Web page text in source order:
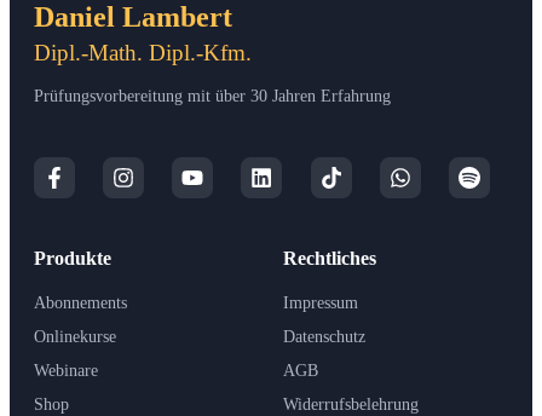
Daniel Lambert
Dipl.-Math. Dipl.-Kfm.
Prüfungsvorbereitung mit über 30 Jahren Erfahrung
Produkte
Abonnements
Onlinekurse
Webinare
Shop
Rechtliches
Impressum
Datenschutz
AGB
Widerrufsbelehrung